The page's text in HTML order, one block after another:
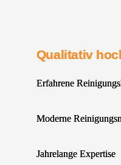
Qualitativ
Erfahrene
Moderne
Jahrelange Expertise